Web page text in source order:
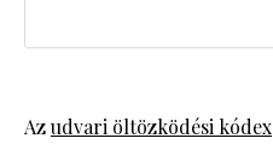
Azudvari öltözködési kódex